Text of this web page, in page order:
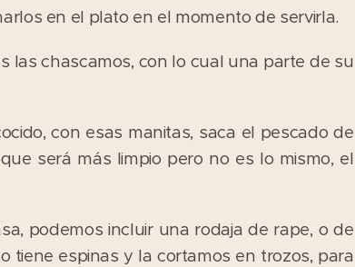
en el plato en el momento de servirla.
las chascamos, con lo cual una parte de su
con esas manitas, saca el pescado de
será más limpio pero no es lo mismo, el
podemos incluir una rodaja de rape, o de
espinas y la cortamos en trozos, para